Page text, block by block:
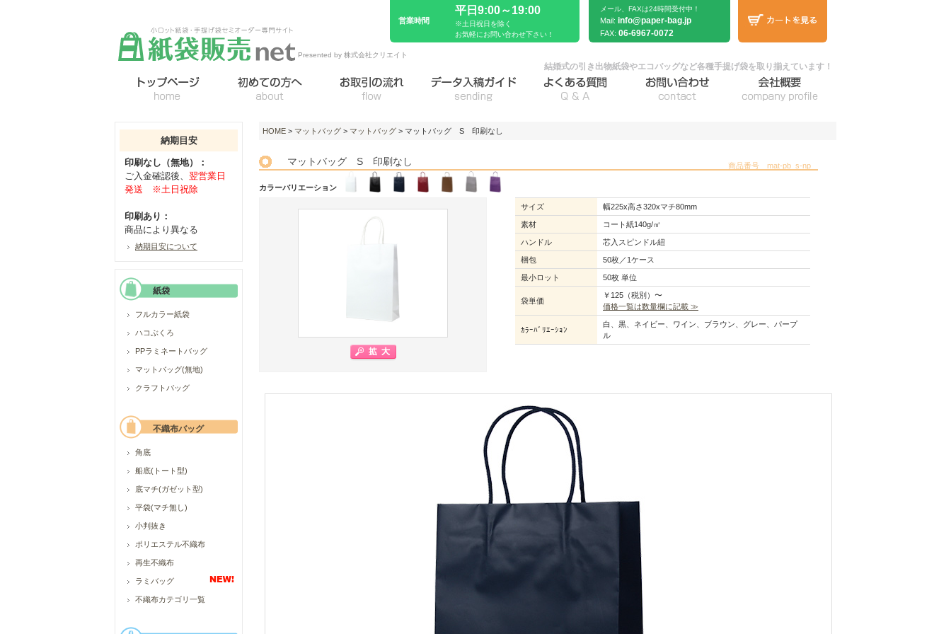
Presented by 株式会社クリエイト
営業時間
平日9:00～19:00
※土日祝日を除く
お気軽にお問い合わせ下さい！
メール、FAXは24時間受付中！
Mail: info@paper-bag.jp
FAX: 06-6967-0072
結婚式の引き出物紙袋やエコバッグなど各種手提げ袋を取り揃えています！
納期目安
印刷なし（無地）：
ご入金確認後、 翌営業日
発送 ※土日祝除
印刷あり：
商品により異なる
納期目安について
紙袋
フルカラー紙袋
ハコぶくろ
PPラミネートバッグ
マットバッグ(無地)
クラフトバッグ
不織布バッグ
角底
船底(トート型)
底マチ(ガゼット型)
平袋(マチ無し)
小判抜き
ポリエステル不織布
再生不織布
ラミバッグ
不織布カテゴリ一覧
HOME > マットバッグ > マットバッグ > マットバッグ S 印刷なし
マットバッグ S 印刷なし 商品番号 mat-pb_s-np
カラーバリエーション
サイズ 幅225x高さ320xマチ80mm
素材 コート紙140g/㎡
ハンドル 芯入スピンドル紐
梱包 50枚／1ケース
最小ロット 50枚 単位
袋単価
￥125（税別）〜
価格一覧は数量欄に記載 ≫
ｶﾗｰﾊﾞﾘｴｰｼｮﾝ
白、黒、ネイビー、ワイン、ブラウン、グレー、パープ
ル